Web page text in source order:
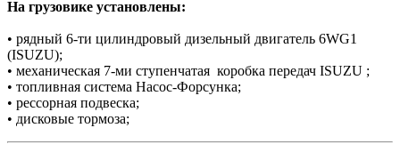
На грузовике установлены:
• рядный 6-ти цилиндровый дизельный двигатель 6WG1
(ISUZU);
• механическая 7-ми ступенчатая коробка передач ISUZU ;
• топливная система Насос-Форсунка;
• рессорная подвеска;
• дисковые тормоза;